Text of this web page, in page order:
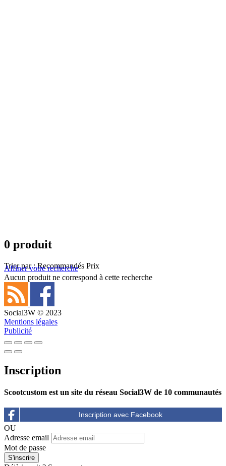
0 produit
Trier par : Recommandés Prix
Affiner votre recherche
Aucun produit ne correspond à cette recherche
Social3W © 2023
Mentions légales
Publicité
Inscription
Scootcustom est un site du réseau Social3W de 10 communautés
OU
Adresse email
Mot de passe